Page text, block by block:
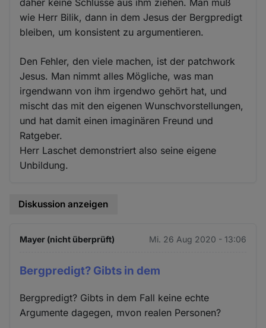
daher keine Schlüsse aus ihm ziehen. Man muß
wie Herr Bilik, dann in dem Jesus der Bergpredigt
bleiben, um konsistent zu argumentieren.
Den Fehler, den viele machen, ist der patchwork
Jesus. Man nimmt alles Mögliche, was man
irgendwann von ihm irgendwo gehört hat, und
mischt das mit den eigenen Wunschvorstellungen,
und hat damit einen imaginären Freund und
Ratgeber.
Herr Laschet demonstriert also seine eigene
Unbildung.
Diskussion anzeigen
Mayer (nicht überprüft) Mi. 26 Aug 2020 - 13:06
Bergpredigt? Gibts in dem
Bergpredigt? Gibts in dem Fall keine echte
Argumente dagegen, mvon realen Personen?